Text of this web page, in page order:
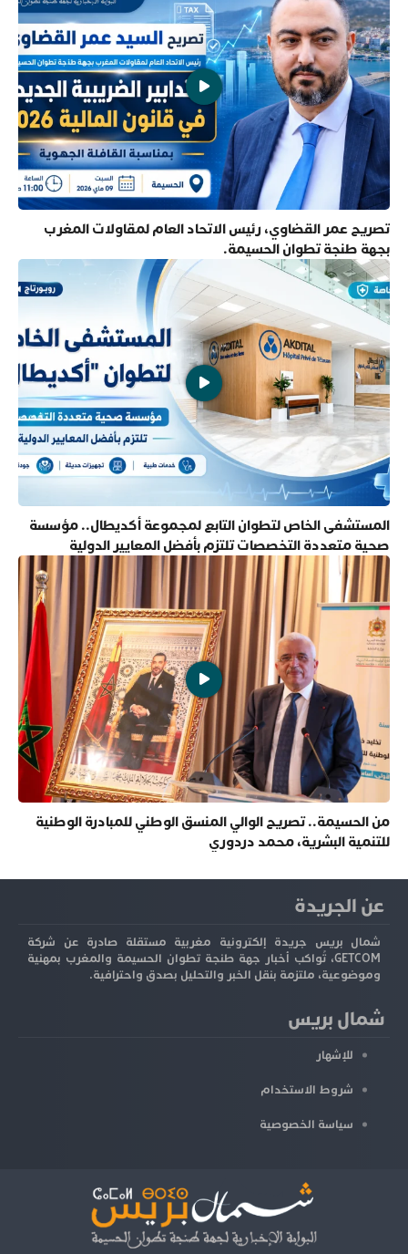
تصريح عمر القضاوي، رئيس الاتحاد العام لمقاولات المغرب
بجهة طنجة تطوان الحسيمة.
المستشفى الخاص لتطوان التابع لمجموعة أكديطال.. مؤسسة
صحية متعددة التخصصات تلتزم بأفضل المعايير الدولية
من الحسيمة.. تصريح الوالي المنسق الوطني للمبادرة الوطنية
للتنمية البشرية، محمد دردوري
عن الجريدة
شمال بريس جريدة إلكترونية مغربية مستقلة صادرة عن شركة
GETCOM، تُواكب أخبار جهة طنجة تطوان الحسيمة والمغرب بمهنية
وموضوعية، ملتزمة بنقل الخبر والتحليل بصدق واحترافية.
شمال بريس
للإشهار
شروط الاستخدام
سياسة الخصوصية